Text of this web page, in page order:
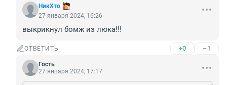
НикХто
27 января 2024, 16:26
выкрикнул бомж из люка!!!
ОТВЕТИТЬ +0 –1
Гость
27 января 2024, 17:17